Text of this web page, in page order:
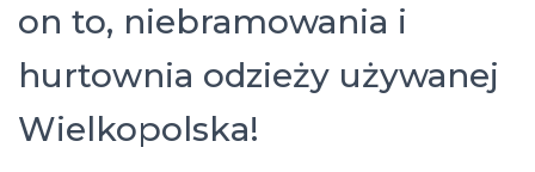
on to, niebramowania i
hurtownia odzieży używanej
Wielkopolska!